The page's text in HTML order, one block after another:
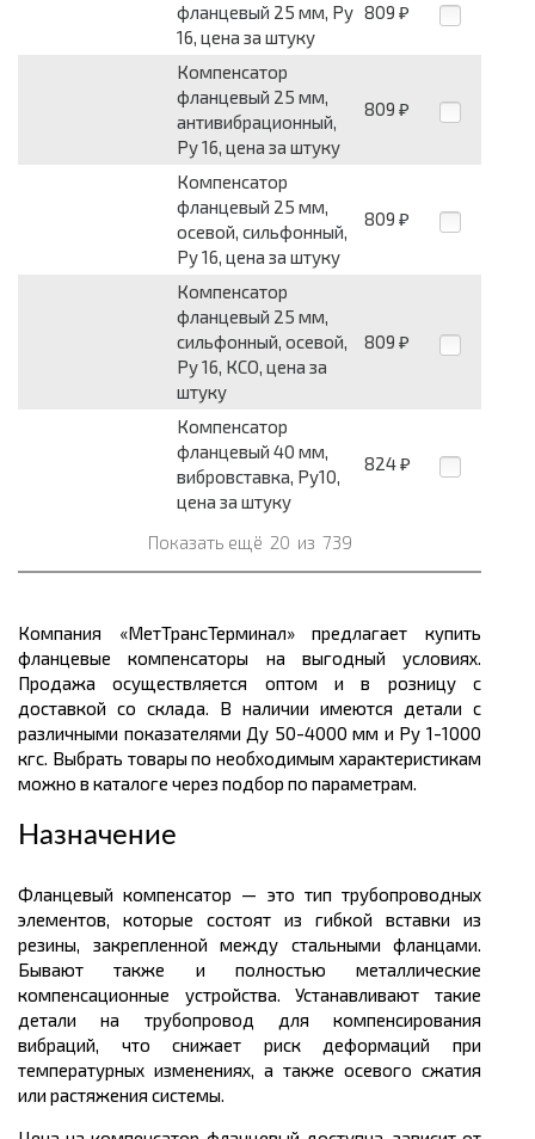
фланцевый 25 мм, Ру
16, цена за штуку
809 ₽
Компенсатор
фланцевый 25 мм,
антивибрационный,
Ру 16, цена за штуку
809 ₽
Компенсатор
фланцевый 25 мм,
осевой, сильфонный,
Ру 16, цена за штуку
809 ₽
Компенсатор
фланцевый 25 мм,
сильфонный, осевой,
Ру 16, КСО, цена за
штуку
809 ₽
Компенсатор
фланцевый 40 мм,
вибровставка, Ру10,
цена за штуку
824 ₽
Показать ещё 20 из 739
Компания «МетТрансТерминал» предлагает купить
фланцевые компенсаторы на выгодный условиях.
Продажа осуществляется оптом и в розницу с
доставкой со склада. В наличии имеются детали с
различными показателями Ду 50-4000 мм и Ру 1-1000
кгс. Выбрать товары по необходимым характеристикам
можно в каталоге через подбор по параметрам.
Назначение
Фланцевый компенсатор — это тип трубопроводных
элементов, которые состоят из гибкой вставки из
резины, закрепленной между стальными фланцами.
Бывают также и полностью металлические
компенсационные устройства. Устанавливают такие
детали на трубопровод для компенсирования
вибраций, что снижает риск деформаций при
температурных изменениях, а также осевого сжатия
или растяжения системы.